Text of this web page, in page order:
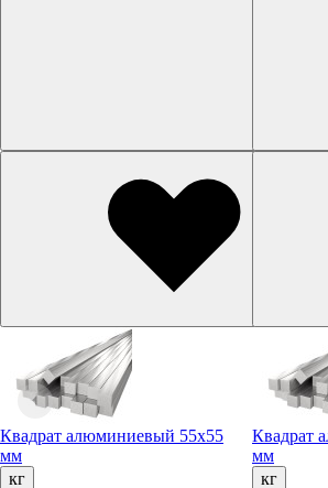
Квадрат алюминиевый 55х55
мм
кг
Квадрат
мм
кг